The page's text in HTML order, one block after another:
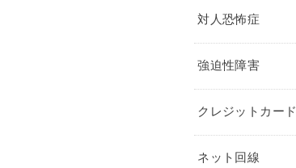
対人恐怖症
強迫性障害
クレジットカード
ネット回線